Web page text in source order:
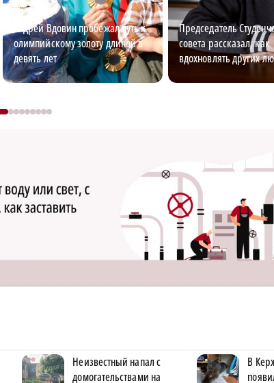
Андрей Вдовин пробежал путь к
олимпийскому золоту длиной в
девять лет
Председатель
совета рассказал, как
вдохновлять других
Неизвестный напал с
домогательствами на
В